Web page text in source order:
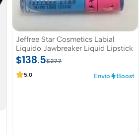
Jeffree Star Cosmetics Labial
Liquido Jawbreaker Liquid Lipstick
$138.5$277
5.0 Envío Boost